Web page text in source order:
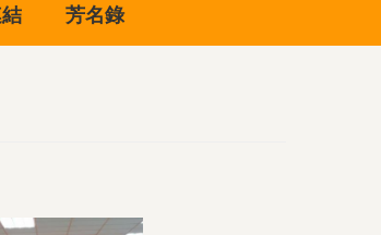
芳名錄